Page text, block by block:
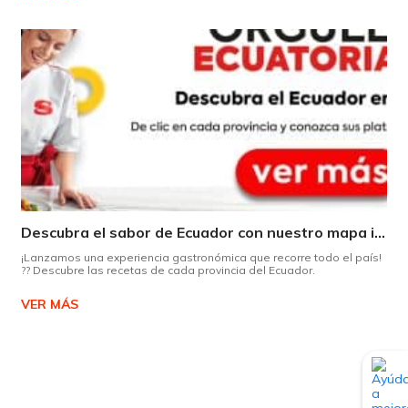
Descubra el sabor de Ecuador con nuestro mapa interactivo de recetas
¡Lanzamos una experiencia gastronómica que recorre todo el país!
?? Descubre las recetas de cada provincia del Ecuador.
VER MÁS